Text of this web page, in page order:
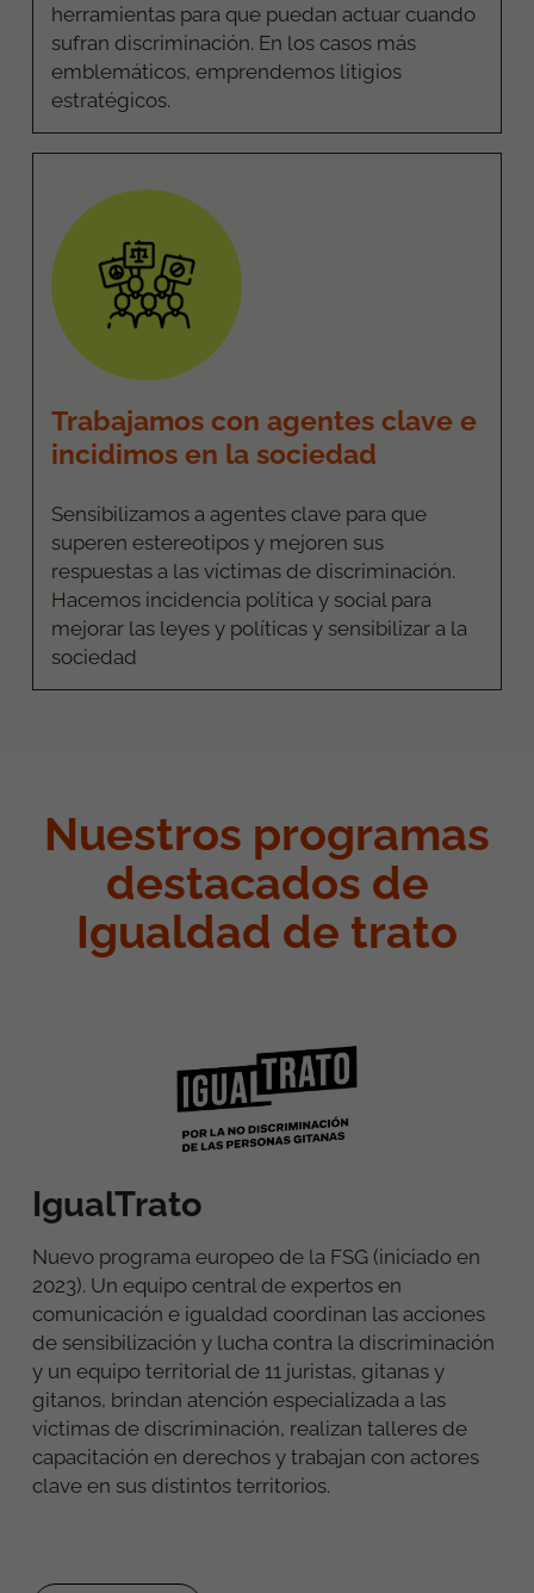
herramientas para que puedan actuar cuando
sufran discriminación. En los casos más
emblemáticos, emprendemos litigios
estratégicos.
Trabajamos con agentes clave e
incidimos en la sociedad
Sensibilizamos a agentes clave para que
superen estereotipos y mejoren sus
respuestas a las víctimas de discriminación.
Hacemos incidencia política y social para
mejorar las leyes y políticas y sensibilizar a la
sociedad
Nuestros programas
destacados de
Igualdad de trato
IgualTrato
Nuevo programa europeo de la FSG (iniciado en
2023). Un equipo central de expertos en
comunicación e igualdad coordinan las acciones
de sensibilización y lucha contra la discriminación
y un equipo territorial de 11 juristas, gitanas y
gitanos, brindan atención especializada a las
víctimas de discriminación, realizan talleres de
capacitación en derechos y trabajan con actores
clave en sus distintos territorios.